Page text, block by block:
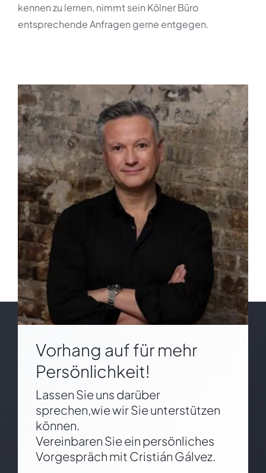
kennen zu lernen, nimmt sein Kölner Büro
entsprechende Anfragen gerne entgegen.
Vorhang auf für mehr
Persönlichkeit!
Lassen Sie uns darüber
sprechen,wie wir Sie unterstützen
können.
Vereinbaren Sie ein persönliches
Vorgespräch mit Cristián Gálvez.